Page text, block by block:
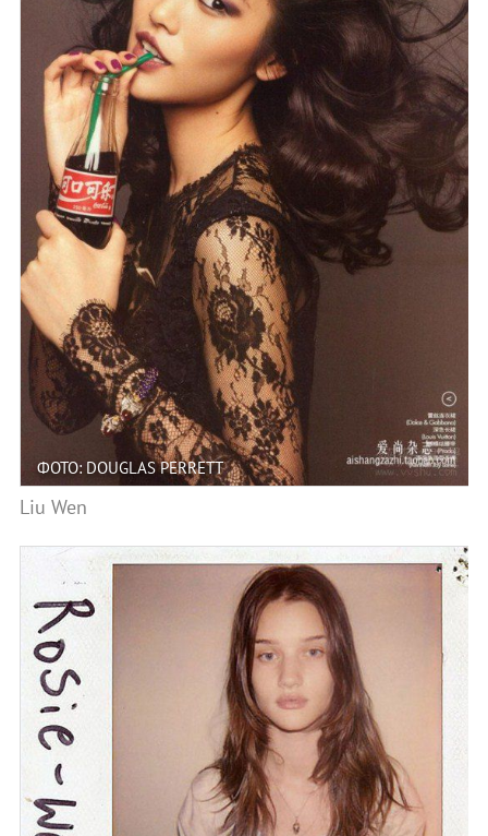
ФОТО: DOUGLAS PERRETT
Liu Wen